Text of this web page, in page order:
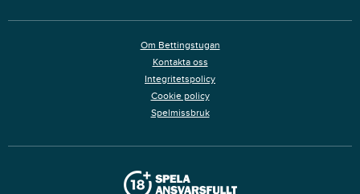
Om Bettingstugan
Kontakta oss
Integritetspolicy
Cookie policy
Spelmissbruk